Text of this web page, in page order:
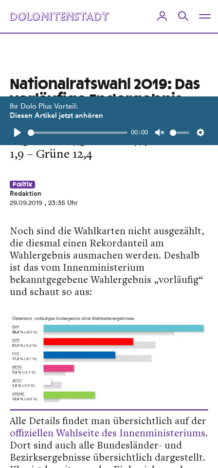
Ihr Dolo Plus Vorteil:
Diesen Artikel jetzt anhören
Play
00:00
Unmute
Nationalratswahl 2019: Das
vorläufige Endergebnis
Ohne Wahlkarten: ÖVP 38,4 – SPÖ
21,5 – FPÖ 17,3 – NEOS 7,4 – JETZT
1,9 – Grüne 12,4
Politik
Redaktion
29.09.2019 , 23:35 Uhr
Noch sind die Wahlkarten nicht ausgezählt,
die diesmal einen Rekordanteil am
Wahlergebnis ausmachen werden. Deshalb
ist das vom Innenministerium
bekanntgegebene Wahlergebnis „vorläufig“
und schaut so aus:
Alle Details findet man übersichtlich auf der
offiziellen Wahlseite des Innenministeriums.
Dort sind auch alle Bundesländer- und
Bezirksergebnisse übersichtlich dargestellt.